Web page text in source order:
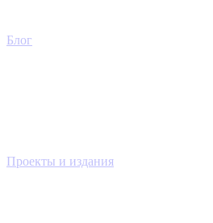
Блог
Проекты и издания